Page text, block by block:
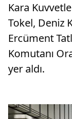
Kara
Tokel, Deniz
Ercüment
Komutanı
yer aldı.